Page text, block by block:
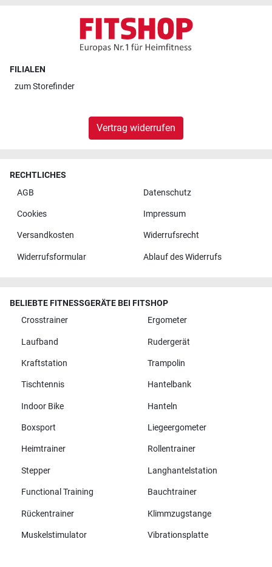
FILIALEN
zumStorefinder
Vertrag widerrufen
RECHTLICHES
AGB
Datenschutz
Cookies Impressum
Versandkosten Widerrufsrecht
Widerrufsformular Ablauf des Widerrufs
BELIEBTE FITNESSGERÄTE BEI FITSHOP
Crosstrainer
Ergometer
Laufband Rudergerät
Kraftstation Trampolin
Tischtennis Hantelbank
Indoor Bike Hanteln
Boxsport Liegeergometer
Heimtrainer Rollentrainer
Stepper Langhantelstation
Functional Training Bauchtrainer
Rückentrainer Klimmzugstange
Muskelstimulator Vibrationsplatte